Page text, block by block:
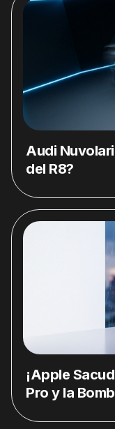
Audi
del R8?
¡Apple
Pro y la